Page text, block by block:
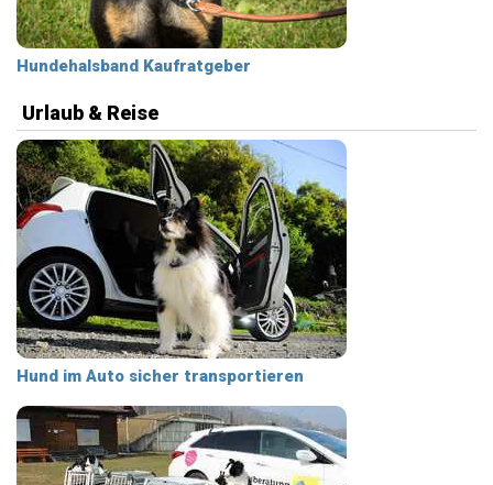
Hundehalsband Kaufratgeber
Urlaub & Reise
Hund im Auto sicher transportieren